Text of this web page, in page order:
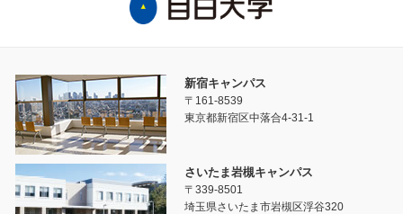
新宿キャンパス
〒161-8539
東京都新宿区中落合4-31-1
さいたま岩槻キャンパス
〒339-8501
埼玉県さいたま市岩槻区浮谷320